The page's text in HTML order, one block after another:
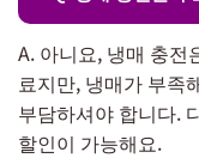
A. 아니요, 냉매 충전
료지만, 냉매가 부족
부담하셔야 합니다.
할인이 가능해요.